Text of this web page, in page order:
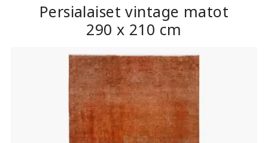
Persialaiset vintage matot
290 x 210 cm